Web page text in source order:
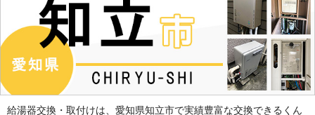
給湯器交換・取付けは、愛知県知立市で実績豊富な交換できるくん